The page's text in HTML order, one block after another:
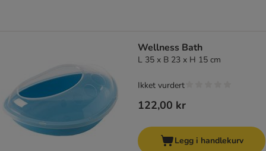
Wellness Bath
L 35 x B 23 x H 15 cm
122,00 kr
Ikket vurdert
Legg i handlekurv